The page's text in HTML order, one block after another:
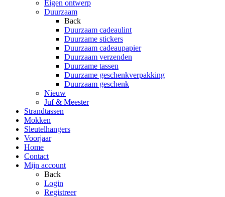
Eigen ontwerp
Duurzaam
Back
Duurzaam cadeaulint
Duurzame stickers
Duurzaam cadeaupapier
Duurzaam verzenden
Duurzame tassen
Duurzame geschenkverpakking
Duurzaam geschenk
Nieuw
Juf & Meester
Strandtassen
Mokken
Sleutelhangers
Voorjaar
Home
Contact
Mijn account
Back
Login
Registreer